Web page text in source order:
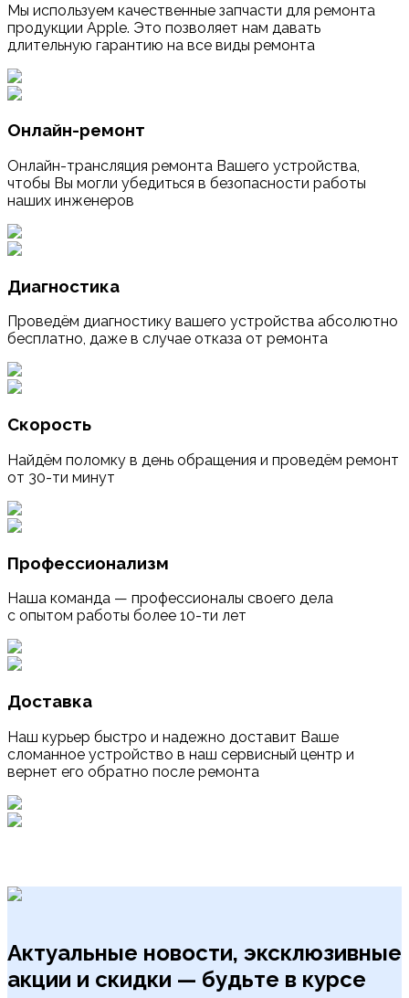
Мы используем качественные запчасти для ремонта
продукции Apple. Это позволяет нам давать
длительную гарантию на все виды ремонта
Онлайн-ремонт
Онлайн-трансляция ремонта Вашего устройства,
чтобы Вы могли убедиться в безопасности работы
наших инженеров
Диагностика
Проведём диагностику вашего устройства абсолютно
бесплатно, даже в случае отказа от ремонта
Скорость
Найдём поломку в день обращения и проведём ремонт
от 30-ти минут
Профессионализм
Наша команда — профессионалы своего дела
с опытом работы более 10-ти лет
Доставка
Наш курьер быстро и надежно доставит Ваше
сломанное устройство в наш сервисный центр и
вернет его обратно после ремонта
Актуальные новости, эксклюзивные
акции и скидки — будьте в курсе